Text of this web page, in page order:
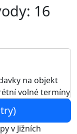
16
na objekt
volné termíny
v Jižních